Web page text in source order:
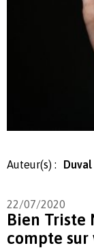
Auteur(s) :
22/07/2020
Bien Triste
compte sur